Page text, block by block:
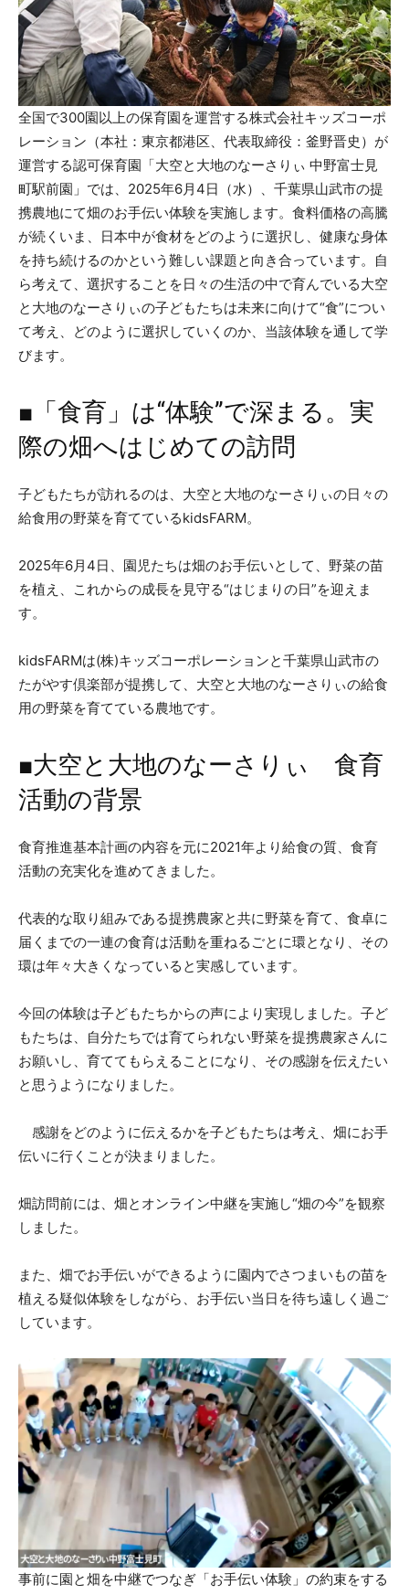
全国で300園以上の保育園を運営する株式会社キッズコーポ
レーション（本社：東京都港区、代表取締役：釜野晋史）が
運営する認可保育園「大空と大地のなーさりぃ 中野富士見
町駅前園」では、2025年6月4日（水）、千葉県山武市の提
携農地にて畑のお手伝い体験を実施します。食料価格の高騰
が続くいま、日本中が食材をどのように選択し、健康な身体
を持ち続けるのかという難しい課題と向き合っています。自
ら考えて、選択することを日々の生活の中で育んでいる大空
と大地のなーさりぃの子どもたちは未来に向けて“食”につい
て考え、どのように選択していくのか、当該体験を通して学
びます。
■「食育」は“体験”で深まる。実
際の畑へはじめての訪問
子どもたちが訪れるのは、大空と大地のなーさりぃの日々の
給食用の野菜を育てているkidsFARM。
2025年6月4日、園児たちは畑のお手伝いとして、野菜の苗
を植え、これからの成長を見守る“はじまりの日”を迎えま
す。
kidsFARMは(株)キッズコーポレーションと千葉県山武市の
たがやす倶楽部が提携して、大空と大地のなーさりぃの給食
用の野菜を育てている農地です。
■大空と大地のなーさりぃ 食育
活動の背景
食育推進基本計画の内容を元に2021年より給食の質、食育
活動の充実化を進めてきました。
代表的な取り組みである提携農家と共に野菜を育て、食卓に
届くまでの一連の食育は活動を重ねるごとに環となり、その
環は年々大きくなっていると実感しています。
今回の体験は子どもたちからの声により実現しました。子ど
もたちは、自分たちでは育てられない野菜を提携農家さんに
お願いし、育ててもらえることになり、その感謝を伝えたい
と思うようになりました。
感謝をどのように伝えるかを子どもたちは考え、畑にお手
伝いに行くことが決まりました。
畑訪問前には、畑とオンライン中継を実施し“畑の今”を観察
しました。
また、畑でお手伝いができるように園内でさつまいもの苗を
植える疑似体験をしながら、お手伝い当日を待ち遠しく過ご
しています。
事前に園と畑を中継でつなぎ「お手伝い体験」の約束をする